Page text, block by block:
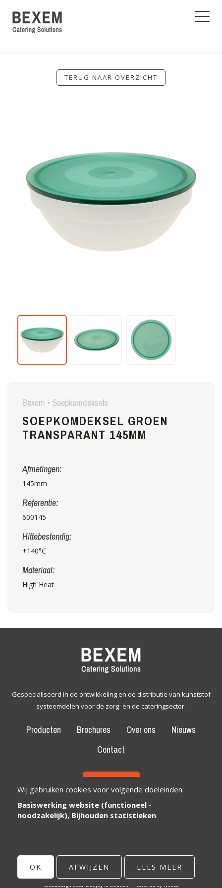
TERUG NAAR OVERZICHT
Bexem • Soepkomdeksels
SOEPKOMDEKSEL GROEN
TRANSPARANT 145MM
Afmetingen:
145mm
Referentie:
600145
Hittebestendig:
+140°C
Materiaal:
High Heat
Gespecialiseerd in de ontwikkeling en de distributie van kunststof
systeemdelen voor de zorg- en de cateringsector.
Producten Brochures Over ons
Nieuws
Contact
Bexem Catering Solutions
Maatschappelijke zetel
© Copyright 2026 | Bexem • Alle rechten voorbehouden •
Webdesign door Zenjoy in Leuven
Powered by Nimbu
Wij gebruiken cookies voor volgende doeleinden:
Basiswerking website (functioneel -
noodzakelijk), Bijhouden statistieken.
OK AFWIJZEN LEES MEER